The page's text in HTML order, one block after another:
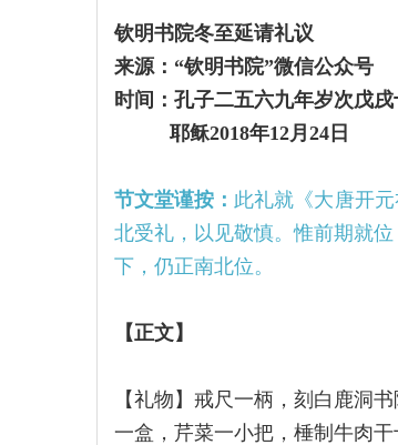
钦明书院冬至延请礼议
来源：“钦明书院”微信公众号
时间：孔子二五六九年岁次戊
耶稣2018年12月24日
节文堂谨按： 此礼就《大唐开
北受礼，以见敬慎。惟前期就
下，仍正南北位。
【正文】
【礼物】戒尺一柄，刻白鹿洞
一盒，芹菜一小把，棰制牛肉干